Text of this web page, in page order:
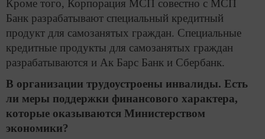
Кроме того, Корпорация МСП совестно с МСП
Банк разрабатывают специальный кредитный
продукт для самозанятых граждан. Специальные
кредитные продукты для самозанятых граждан
разрабатываются и Ак Барс Банк и Сбербанк.
В организации трудоустроены инвалиды. Есть
ли меры поддержки финансового характера,
которые оказываются Министерством
экономики?